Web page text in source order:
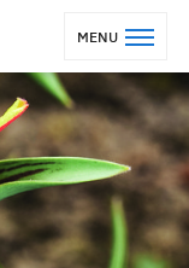
MENU